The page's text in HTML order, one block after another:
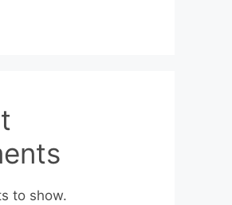
to show.